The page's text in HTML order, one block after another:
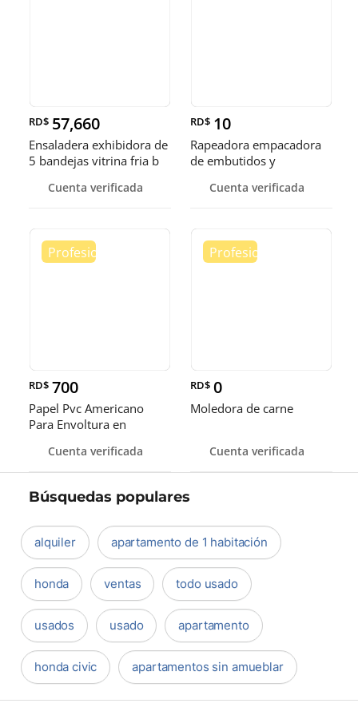
RD$ 57,660
Ensaladera exhibidora de
5 bandejas vitrina fria b
Cuenta verificada
RD$ 10
Rapeadora empacadora
de embutidos y
Cuenta verificada
RD$ 700
Papel Pvc Americano
Para Envoltura en
pulgadas
Cuenta verificada
RD$ 0
Moledora de carne
Cuenta verificada
Búsquedas populares
alquiler apartamento de 1 habitación
honda ventas todo usado
usados usado apartamento
honda civic apartamentos sin amueblar